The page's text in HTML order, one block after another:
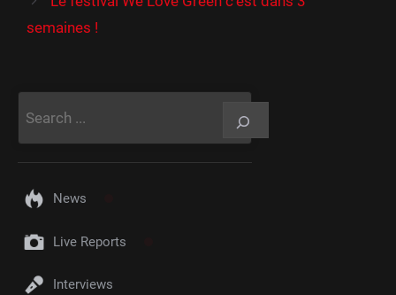
semaines !
News
Live Reports
Interviews